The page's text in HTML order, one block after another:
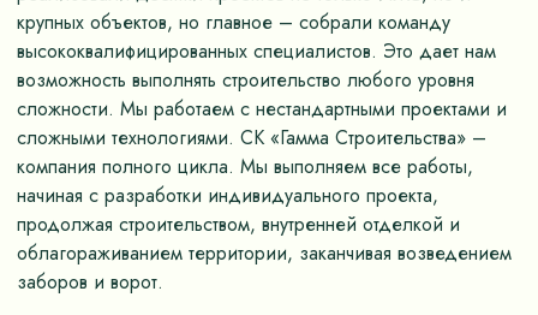
крупных объектов, но главное – собрали команду
высококвалифицированных специалистов. Это дает нам
возможность выполнять строительство любого уровня
сложности. Мы работаем с нестандартными проектами и
сложными технологиями. СК «Гамма Строительства» –
компания полного цикла. Мы выполняем все работы,
начиная с разработки индивидуального проекта,
продолжая строительством, внутренней отделкой и
облагораживанием территории, заканчивая возведением
заборов и ворот.